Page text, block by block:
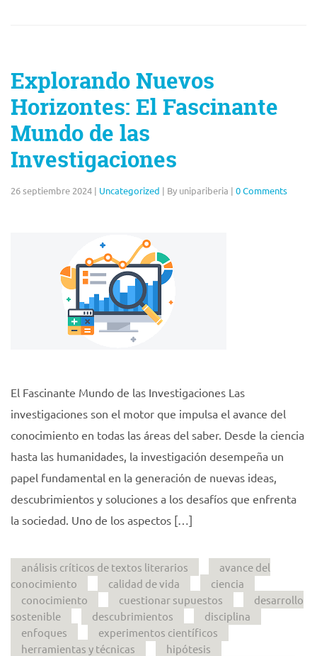
Explorando Nuevos
Horizontes: El Fascinante
Mundo de las
Investigaciones
26 septiembre 2024 | Uncategorized | By unipariberia | 0 Comments
El Fascinante Mundo de las Investigaciones Las
investigaciones son el motor que impulsa el avance del
conocimiento en todas las áreas del saber. Desde la ciencia
hasta las humanidades, la investigación desempeña un
papel fundamental en la generación de nuevas ideas,
descubrimientos y soluciones a los desafíos que enfrenta
la sociedad. Uno de los aspectos […]
análisis críticos de textos literarios
avance del
conocimiento
calidad de vida
ciencia
conocimiento
cuestionar supuestos
desarrollo
sostenible
descubrimientos
disciplina
enfoques
experimentos científicos
herramientas y técnicas
hipótesis